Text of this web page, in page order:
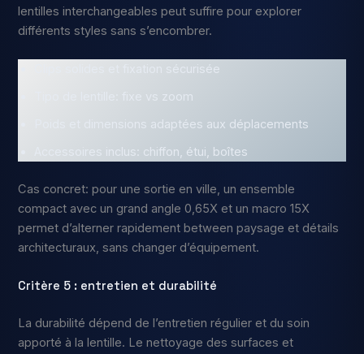
lentilles interchangeables peut suffire pour explorer
différents styles sans s’encombrer.
Clips solides et fixation sécurisée
Tipo de lentille: fixe vs zoom
Poids et dimensions adaptées aux déplacements
Accessoires inclus: chiffon, étui, boîtes
Cas concret: pour une sortie en ville, un ensemble
compact avec un grand angle 0,65X et un macro 15X
permet d’alterner rapidement between paysage et détails
architecturaux, sans changer d’équipement.
Critère 5 : entretien et durabilité
La durabilité dépend de l’entretien régulier et du soin
apporté à la lentille. Le nettoyage des surfaces et